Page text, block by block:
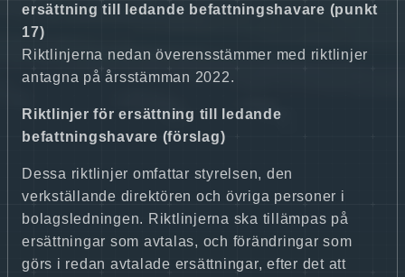
ersättning till ledande befattningshavare (punkt
17)
Riktlinjerna nedan överensstämmer med riktlinjer
antagna på årsstämman 2022.
Riktlinjer för ersättning till ledande
befattningshavare (förslag)
Dessa riktlinjer omfattar styrelsen, den
verkställande direktören och övriga personer i
bolagsledningen. Riktlinjerna ska tillämpas på
ersättningar som avtalas, och förändringar som
görs i redan avtalade ersättningar, efter det att